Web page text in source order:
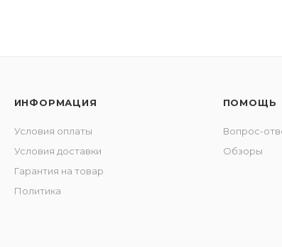
ИНФОРМАЦИЯ
Условия оплаты
Условия доставки
Гарантия на товар
Политика
ПОМОЩЬ
Вопрос-
Обзоры